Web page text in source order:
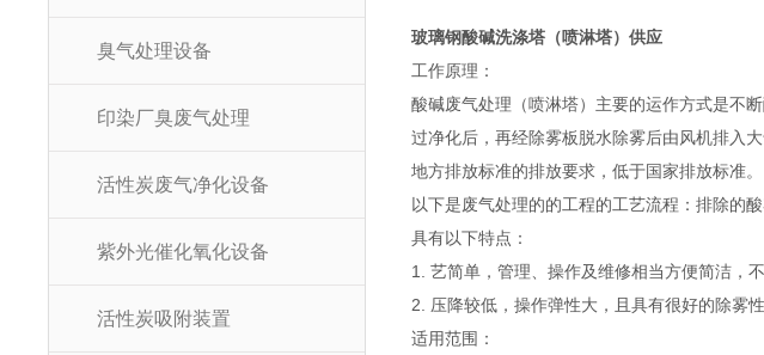
臭气处理设备
印染厂臭废气处理
活性炭废气净化设备
紫外光催化氧化设备
活性炭吸附装置
玻璃钢酸碱洗涤塔（喷淋塔）供应
工作原理：
酸碱废气处理（喷淋塔）主要的运作方式是不
过净化后，再经除雾板脱水除雾后由风机排入
地方排放标准的排放要求，低于国家排放标准。
以下是废气处理的的工程的工艺流程：排除
具有以下特点：
1. 艺简单，管理、操作及维修相当方便简洁，
2. 压降较低，操作弹性大，且具有很好的除雾性
适用范围：